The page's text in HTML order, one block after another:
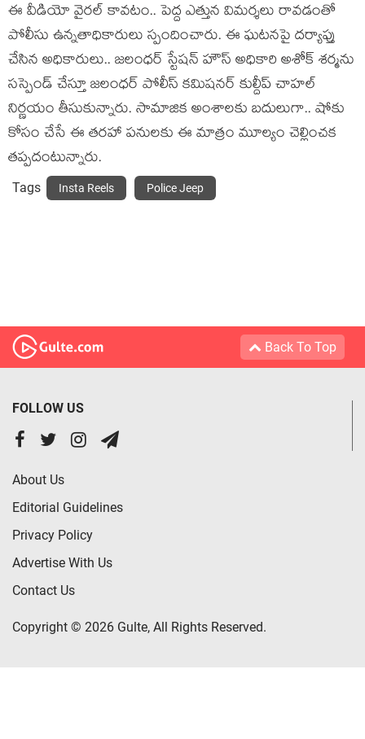
ఈ వీడియో వైరల్ కావటం.. పెద్ద ఎత్తున విమర్శలు రావడంతో
పోలీసు ఉన్నతాధికారులు స్పందించారు. ఈ ఘటనపై దర్యాప్తు
చేసిన అధికారులు.. జలంధర్ స్టేషన్ హౌస్ అధికారి అశోక్ శర్మను
సస్పెండ్ చేస్తూ జలంధర్ పోలీస్ కమిషనర్ కుల్దీప్ చాహల్
నిర్ణయం తీసుకున్నారు. సామాజిక అంశాలకు బదులుగా.. షోకు
కోసం చేసే ఈ తరహా పనులకు ఈ మాత్రం మూల్యం చెల్లించక
తప్పదంటున్నారు.
Tags Insta Reels Police Jeep
Back To Top
FOLLOW US
About Us
Editorial Guidelines
Privacy Policy
Advertise With Us
Contact Us
Copyright © 2026 Gulte, All Rights Reserved.